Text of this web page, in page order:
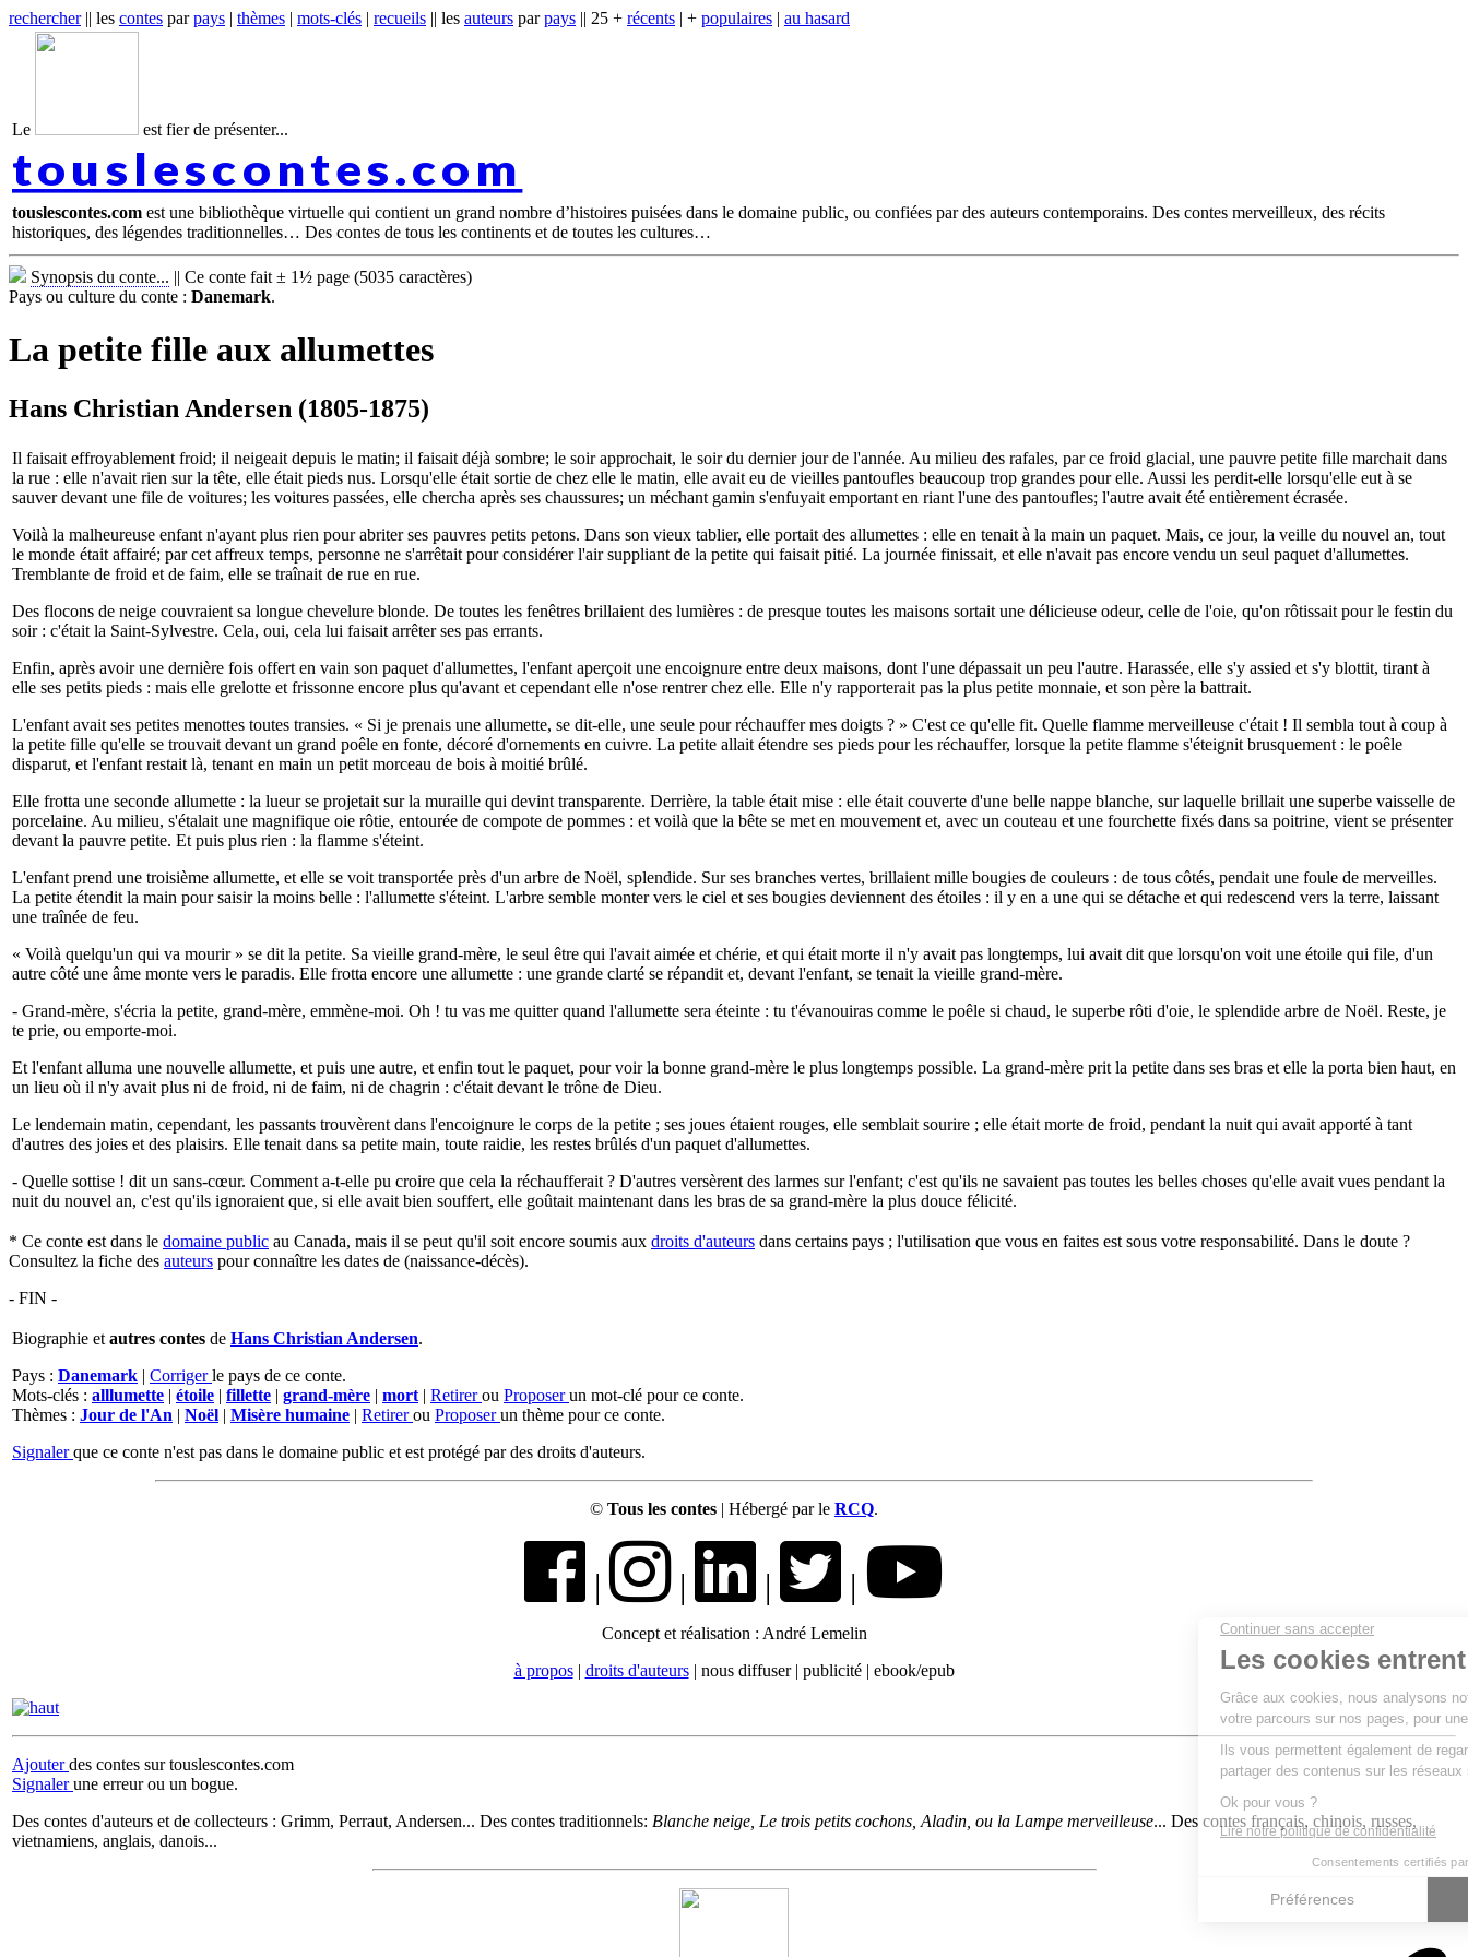
rechercher|| les contes parpays | thèmes | mots-clés | recueils || les auteurs parpays || 25 + récents | + populaires | au hasard
Le est fier de présenter...
touslescontes.com
touslescontes.com est une bibliothèque virtuelle qui contient un grand nombre d’histoires puisées dans le domaine public, ou confiées par des auteurs contemporains. Des contes merveilleux, des récits
historiques, des légendes traditionnelles… Des contes de tous les continents et de toutes les cultures
Synopsis du conte... || Ce conte fait ± 1½ page (5035 caractères)
Pays ou culture du conte : Danemark.
La petite fille aux allumettes
Hans Christian Andersen (1805-1875)
Il faisait effroyablement froid; il neigeait depuis le matin; il faisait déjà sombre; le soir approchait, le soir du dernier jour de l'année. Au milieu des rafales, par ce froid glacial, une pauvre petite fille marchait dans
la rue : elle n'avait rien sur la tête, elle était pieds nus. Lorsqu'elle était sortie de chez elle le matin, elle avait eu de vieilles pantoufles beaucoup trop grandes pour elle. Aussi les perdit-elle lorsqu'elle eut à se
sauver devant une file de voitures; les voitures passées, elle chercha après ses chaussures; un méchant gamin s'enfuyait emportant en riant l'une des pantoufles; l'autre avait été entièrement écrasée.
Voilà la malheureuse enfant n'ayant plus rien pour abriter ses pauvres petits petons. Dans son vieux tablier, elle portait des allumettes : elle en tenait à la main un paquet. Mais, ce jour, la veille du nouvel an, tout
le monde était affairé; par cet affreux temps, personne ne s'arrêtait pour considérer l'air suppliant de la petite qui faisait pitié. La journée finissait, et elle n'avait pas encore vendu un seul paquet d'allumettes.
Tremblante de froid et de faim, elle se traînait de rue en rue.
Des flocons de neige couvraient sa longue chevelure blonde. De toutes les fenêtres brillaient des lumières : de presque toutes les maisons sortait une délicieuse odeur, celle de l'oie, qu'on rôtissait pour le festin du
soir : c'était la Saint-Sylvestre. Cela, oui, cela lui faisait arrêter ses pas errants.
Enfin, après avoir une dernière fois offert en vain son paquet d'allumettes, l'enfant aperçoit une encoignure entre deux maisons, dont l'une dépassait un peu l'autre. Harassée, elle s'y assied et s'y blottit, tirant à
elle ses petits pieds : mais elle grelotte et frissonne encore plus qu'avant et cependant elle n'ose rentrer chez elle. Elle n'y rapporterait pas la plus petite monnaie, et son père la battrait.
L'enfant avait ses petites menottes toutes transies. « Si je prenais une allumette, se dit-elle, une seule pour réchauffer mes doigts ? » C'est ce qu'elle fit. Quelle flamme merveilleuse c'était ! Il sembla tout à coup à
la petite fille qu'elle se trouvait devant un grand poêle en fonte, décoré d'ornements en cuivre. La petite allait étendre ses pieds pour les réchauffer, lorsque la petite flamme s'éteignit brusquement : le poêle
disparut, et l'enfant restait là, tenant en main un petit morceau de bois à moitié brûlé.
Elle frotta une seconde allumette : la lueur se projetait sur la muraille qui devint transparente. Derrière, la table était mise : elle était couverte d'une belle nappe blanche, sur laquelle brillait une superbe vaisselle de
porcelaine. Au milieu, s'étalait une magnifique oie rôtie, entourée de compote de pommes : et voilà que la bête se met en mouvement et, avec un couteau et une fourchette fixés dans sa poitrine, vient se présenter
devant la pauvre petite. Et puis plus rien : la flamme s'éteint.
L'enfant prend une troisième allumette, et elle se voit transportée près d'un arbre de Noël, splendide. Sur ses branches vertes, brillaient mille bougies de couleurs : de tous côtés, pendait une foule de merveilles.
La petite étendit la main pour saisir la moins belle : l'allumette s'éteint. L'arbre semble monter vers le ciel et ses bougies deviennent des étoiles : il y en a une qui se détache et qui redescend vers la terre, laissant
une traînée de feu.
« Voilà quelqu'un qui va mourir » se dit la petite. Sa vieille grand-mère, le seul être qui l'avait aimée et chérie, et qui était morte il n'y avait pas longtemps, lui avait dit que lorsqu'on voit une étoile qui file, d'un
autre côté une âme monte vers le paradis. Elle frotta encore une allumette : une grande clarté se répandit et, devant l'enfant, se tenait la vieille grand-mère.
- Grand-mère, s'écria la petite, grand-mère, emmène-moi. Oh ! tu vas me quitter quand l'allumette sera éteinte : tu t'évanouiras comme le poêle si chaud, le superbe rôti d'oie, le splendide arbre de Noël. Reste, je
te prie, ou emporte-moi.
Et l'enfant alluma une nouvelle allumette, et puis une autre, et enfin tout le paquet, pour voir la bonne grand-mère le plus longtemps possible. La grand-mère prit la petite dans ses bras et elle la porta bien haut, en
un lieu où il n'y avait plus ni de froid, ni de faim, ni de chagrin : c'était devant le trône de Dieu.
Le lendemain matin, cependant, les passants trouvèrent dans l'encoignure le corps de la petite ; ses joues étaient rouges, elle semblait sourire ; elle était morte de froid, pendant la nuit qui avait apporté à tant
d'autres des joies et des plaisirs. Elle tenait dans sa petite main, toute raidie, les restes brûlés d'un paquet d'allumettes.
- Quelle sottise ! dit un sans-cœur. Comment a-t-elle pu croire que cela la réchaufferait ? D'autres versèrent des larmes sur l'enfant; c'est qu'ils ne savaient pas toutes les belles choses qu'elle avait vues pendant la
nuit du nouvel an, c'est qu'ils ignoraient que, si elle avait bien souffert, elle goûtait maintenant dans les bras de sa grand-mère la plus douce félicité.
* Ce conte est dans le domaine public au Canada, mais il se peut qu'il soit encore soumis aux droits d'auteurs dans certains pays ; l'utilisation que vous en faites est sous votre responsabilité. Dans le doute ?
Consultez la fiche des auteurs pour connaître les dates de (naissance-décès).
- FIN -
Biographie et autres contes de Hans Christian Andersen.
Pays : Danemark | Corrigerle pays de ce conte.
Mots-clés : alllumette | étoile | fillette | grand-mère | mort | Retirerou Proposerun mot-clé pour ce conte.
Thèmes : Jour de l'An | Noël | Misère humaine | Retirerou Proposerun thème pour ce conte.
Signalerque ce conte n'est pas dans le domaine public et est protégé par des droits d'auteurs.
© Tous les contes | Hébergé par le RCQ.
| | | |
Concept et réalisation : André Lemelin
à propos| droits d'auteurs| nous diffuser | publicité | ebook/epub
Ajouterdes contes sur touslescontes.com
Signalerune erreur ou un bogue.
Des contes d'auteurs et de collecteurs : Grimm, Perraut, Andersen... Des contes traditionnels: Blanche neige, Le trois petits cochons, Aladin, ou la Lampe merveilleuse... Des contes français, chinois, russes,
vietnamiens, anglais, danois...